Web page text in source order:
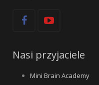
Nasi przyjaciele
Mini Brain Academy